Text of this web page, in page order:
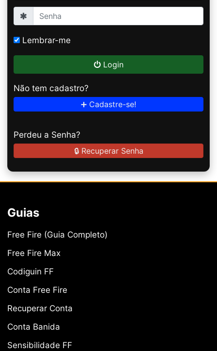
Lembrar-me
Login
Não tem cadastro?
➕ Cadastre-se!
Perdeu a Senha?
🔒 Recuperar Senha
Guias
Free Fire (Guia Completo)
Free Fire Max
Codiguin FF
Conta Free Fire
Recuperar Conta
Conta Banida
Sensibilidade FF